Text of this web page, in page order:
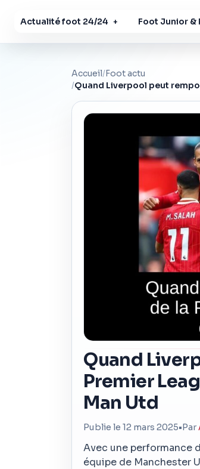
Actualité foot 24/24 + Foot Junior &
Accueil/Foot actu
/Quand Liverpool peut
Quand
Premier
Man Utd
Publie le 12 mars 2025•Par
Avec une performance
équipe de Manchester